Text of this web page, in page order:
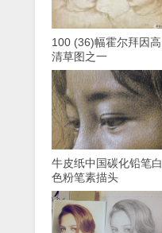
100 (36)幅霍尔拜因高
清草图之一
牛皮纸中国碳化铅笔白
色粉笔素描头